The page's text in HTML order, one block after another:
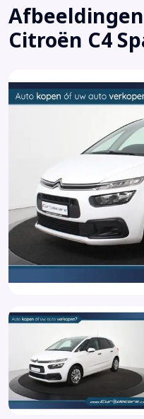
Binnenspiegel
Bluetooth
Bots waarschuwing
Brake Assist System
Buitenspiegels
Bumpers in
Centrale
Centrale
Chroom delen exterieur
Comfortstoel(en)
Connected services
Cruisecontrol
Derde remlicht
Elektrische ramen achter
Elektrische ramen voor
Elektronische
Elektronisch Stabiliteits
Extra getint glas achter
Citroën C4